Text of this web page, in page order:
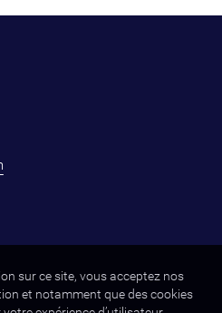
sur ce site, vous acceptez nos
et notamment que des cookies